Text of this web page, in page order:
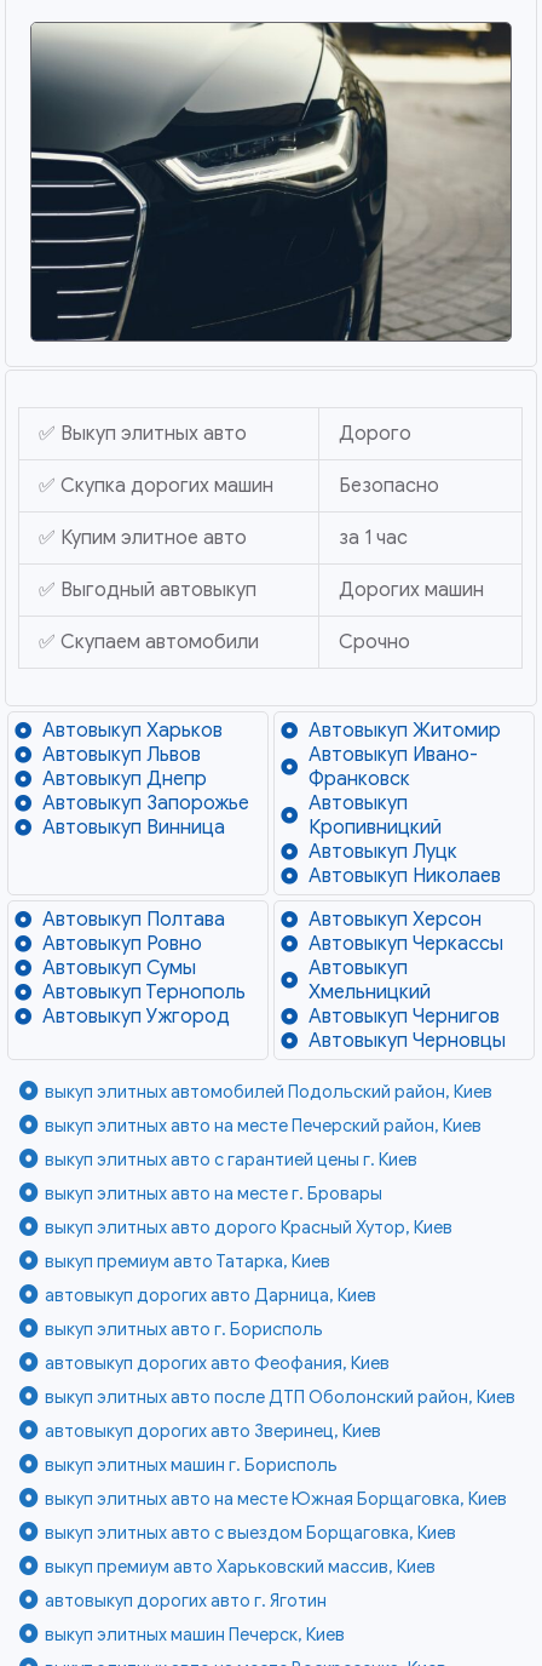
✅ Выкуп элитных авто Дорого
✅ Скупка дорогих машин Безопасно
✅ Купим элитное авто за 1 час
✅ Выгодный автовыкуп Дорогих машин
✅ Скупаем автомобили Срочно
Автовыкуп Харьков
Автовыкуп Львов
Автовыкуп Днепр
Автовыкуп Запорожье
Автовыкуп Винница
Автовыкуп Житомир
Автовыкуп Ивано-
Франковск
Автовыкуп
Кропивницкий
Автовыкуп Луцк
Автовыкуп Николаев
Автовыкуп Полтава
Автовыкуп Ровно
Автовыкуп Сумы
Автовыкуп Тернополь
Автовыкуп Ужгород
Автовыкуп Херсон
Автовыкуп Черкассы
Автовыкуп
Хмельницкий
Автовыкуп Чернигов
Автовыкуп Черновцы
выкуп элитных автомобилей Подольский район, Киев
выкуп элитных авто на месте Печерский район, Киев
выкуп элитных авто с гарантией цены г. Киев
выкуп элитных авто на месте г. Бровары
выкуп элитных авто дорого Красный Хутор, Киев
выкуп премиум авто Татарка, Киев
автовыкуп дорогих авто Дарница, Киев
выкуп элитных авто г. Борисполь
автовыкуп дорогих авто Феофания, Киев
выкуп элитных авто после ДТП Оболонский район, Киев
автовыкуп дорогих авто Зверинец, Киев
выкуп элитных машин г. Борисполь
выкуп элитных авто на месте Южная Борщаговка, Киев
выкуп элитных авто с выездом Борщаговка, Киев
выкуп премиум авто Харьковский массив, Киев
автовыкуп дорогих авто г. Яготин
выкуп элитных машин Печерск, Киев